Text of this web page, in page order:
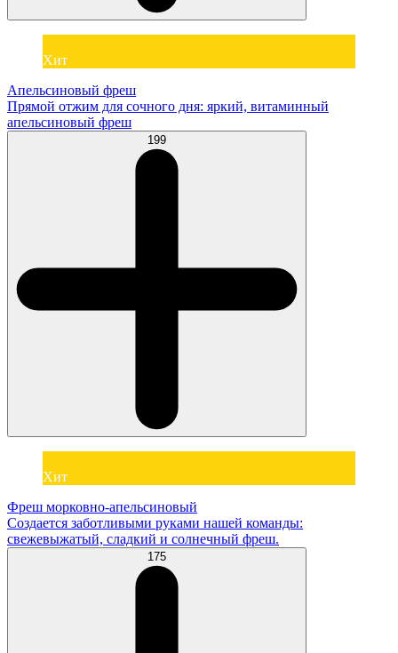
Хит
Апельсиновый фреш
Прямой отжим для сочного дня: яркий, витаминный
апельсиновый фреш
199
Хит
Фреш морковно-апельсиновый
Создается заботливыми руками нашей команды:
свежевыжатый, сладкий и солнечный фреш.
175